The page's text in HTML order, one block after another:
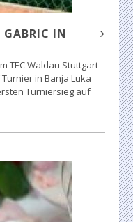
GABRIC IN
TEC Waldau Stuttgart
in Banja Luka
Turniersieg auf